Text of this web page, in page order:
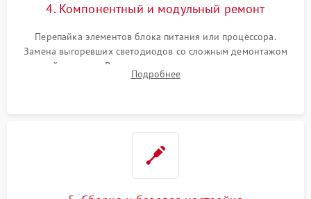
4. Компонентный и модульный ремонт
Перепайка элементов блока питания или процессора.
Замена выгоревших светодиодов со сложным демонтажом
хрупкой матрицы. Восстановление поврежденных дорожек,
прошивка микросхем памяти EEPROM
Подробнее